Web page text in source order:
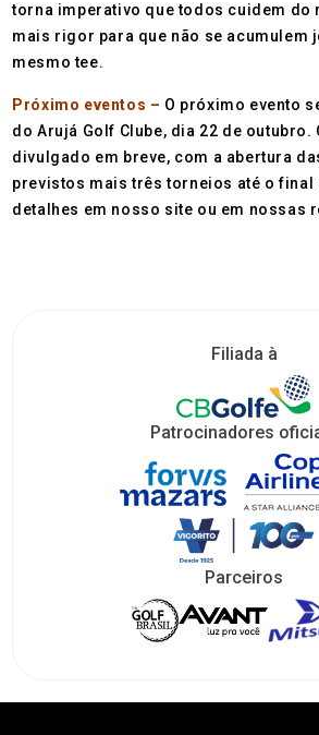
torna imperativo que todos cuidem do
mais rigor para que não se acumulem
mesmo tee.
Próximo eventos – O próximo evento
do Arujá Golf Clube, dia 22 de outubro.
divulgado em breve, com a abertura
previstos mais três torneios até o final
detalhes em nosso site ou em nossas
Filiada à
Patrocinadores
Parceiros